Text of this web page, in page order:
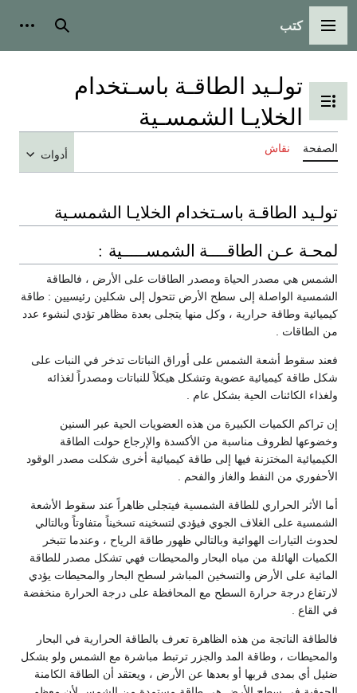
القائمة الرئيسية
كتب بحث
تبديل عرض جدول المحتويات
تولـيد الطاقـة باسـتخدام
الخلايـا الشمسـية
الصفحة نقاش أدوات
تولـيد الطاقـة باسـتخدام الخلايـا الشمسـية
لمحـة عـن الطاقــــة الشمســـــية :
الشمس هي مصدر الحياة ومصدر الطاقات على الأرض ، فالطاقة
الشمسية الواصلة إلى سطح الأرض تتحول إلى شكلين رئيسيين : طاقة
كيميائية وطاقة حرارية ، وكل منها يتجلى بعدة مظاهر تؤدي لنشوء عدد
من الطاقات .
فعند سقوط أشعة الشمس على أوراق النباتات تدخر في النبات على
شكل طاقة كيميائية عضوية وتشكل هيكلاً للنباتات ومصدراً لغذائه
ولغذاء الكائنات الحية بشكل عام .
إن تراكم الكميات الكبيرة من هذه العضويات الحية عبر السنين
وخضوعها لظروف مناسبة من الأكسدة والإرجاع حولت الطاقة
الكيميائية المختزنة فيها إلى طاقة كيميائية أخرى شكلت مصدر الوقود
الأحفوري من النفط والغاز والفحم .
أما الأثر الحراري للطاقة الشمسية فيتجلى ظاهراً عند سقوط الأشعة
الشمسية على الغلاف الجوي فيؤدي لتسخينه تسخيناً متفاوتاً وبالتالي
لحدوث التيارات الهوائية وبالتالي ظهور طاقة الرياح ، وعندما تتبخر
الكميات الهائلة من مياه البحار والمحيطات فهي تشكل مصدر للطاقة
المائية على الأرض والتسخين المباشر لسطح البحار والمحيطات يؤدي
لارتفاع درجة حرارة السطح مع المحافظة على درجة الحرارة منخفضة
في القاع .
فالطاقة الناتجة من هذه الظاهرة تعرف بالطاقة الحرارية في البحار
والمحيطات ، وطاقة المد والجزر ترتبط مباشرة مع الشمس ولو بشكل
ضئيل أي بمدى قربها أو بعدها عن الأرض ، ويعتقد أن الطاقة الكامنة